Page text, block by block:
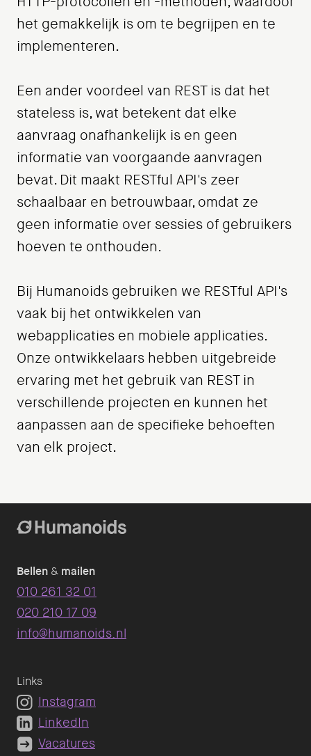
het gemakkelijk is om te begrijpen en te
implementeren.
Een ander voordeel van REST is dat het
stateless is, wat betekent dat elke
aanvraag onafhankelijk is en geen
informatie van voorgaande aanvragen
bevat. Dit maakt RESTful API's zeer
schaalbaar en betrouwbaar, omdat ze
geen informatie over sessies of gebruikers
hoeven te onthouden.
Bij Humanoids gebruiken we RESTful API's
vaak bij het ontwikkelen van
webapplicaties en mobiele applicaties.
Onze ontwikkelaars hebben uitgebreide
ervaring met het gebruik van REST in
verschillende projecten en kunnen het
aanpassen aan de specifieke behoeften
van elk project.
Bellen & mailen
010 261 32 01
020 210 17 09
info@humanoids.nl
Links
Instagram
LinkedIn
Vacatures